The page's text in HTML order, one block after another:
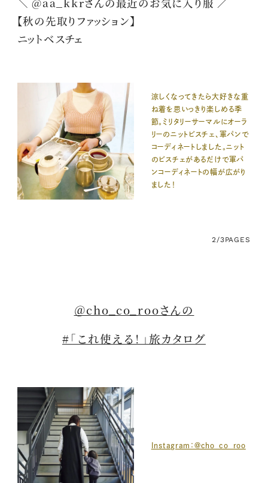
【秋の先取りファッション】
ニットベスチェ
涼しくなってきたら大好きな重
ね着を思いっきり楽しめる季
節。ミリタリーサーマルにオーラ
リーのニットビスチェ、軍パンで
コーディネートしました。ニット
のビスチェがあるだけで軍パ
ンコーディネートの幅が広がり
ました！
2/3PAGES
＠cho_co_rooさんの
#「これ使える！」旅カタログ
Instagram：@cho_co_roo